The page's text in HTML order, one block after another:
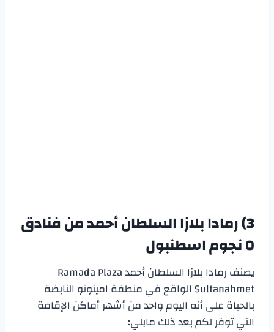
3) رمادا بلازا السلطان أحمد من
فنادق
٥ نجوم اسطنبول
يصنف رمادا بلازا السلطان أحمد Ramada Plaza
Sultanahmet الواقع في منطقة امينونو النابضة
بالحياة على أنه اليوم واحد من أشهر أماكن الإقامة
التي توفر لكم بعد ذلك مايلي: